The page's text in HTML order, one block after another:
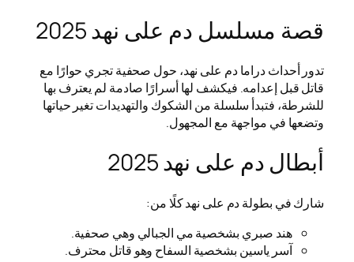
قصة مسلسل دم على نهد 2025
تدور أحداث دراما دم على نهد، حول صحفية تجري حوارًا مع
قاتل قبل إعدامه. فيكشف لها أسرارًا صادمة لم يعترف بها
للشرطة، فتبدأ سلسلة من الشكوك والتهديدات تغير حياتها
وتضعها في مواجهة مع المجهول.
أبطال دم على نهد 2025
شارك في بطولة دم على نهد كلًا من:
هند صبري بشخصية مي الجبالي وهي صحفية.
آسر ياسين بشخصية السفاح وهو قاتل محترف.